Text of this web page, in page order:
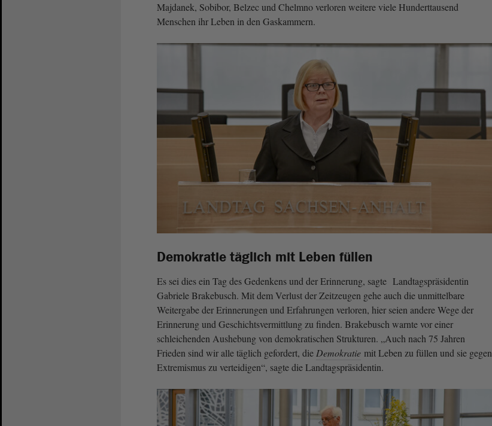
Majdanek, Sobibor, Belzec und Chelmno verloren weitere viele Hunderttausend
Menschen ihr Leben in den Gaskammern.
Demokratie täglich mit Leben füllen
Es sei dies ein Tag des Gedenkens und der Erinnerung, sagte Landtagspräsidentin
Gabriele Brakebusch. Mit dem Verlust der Zeitzeugen gehe auch die unmittelbare
Weitergabe der Erinnerungen und Erfahrungen verloren, hier seien andere Wege der
Erinnerung und Geschichtsvermittlung zu finden. Brakebusch warnte vor einer
schleichenden Aushebung von demokratischen Strukturen. „Auch nach 75 Jahren
Frieden sind wir alle täglich gefordert, die Demokratie mit Leben zu füllen und sie gegen
Extremismus zu verteidigen“, sagte die Landtagspräsidentin.